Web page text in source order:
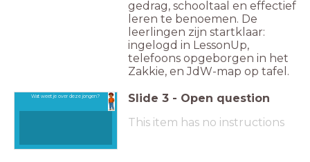
gedrag, schooltaal en effectief
leren te benoemen. De
leerlingen zijn startklaar:
ingelogd in LessonUp,
telefoons opgeborgen in het
Zakkie, en JdW-map op tafel.
Wat weet je over deze jongen? Slide 3 - Open question
This item has no instructions